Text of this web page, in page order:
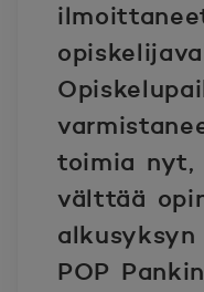
toimia nyt,
välttää
POP